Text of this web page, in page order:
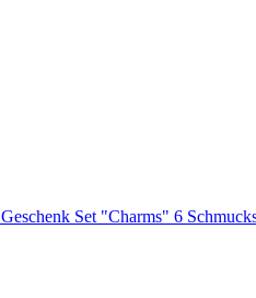
Geschenk Set "Charms" 6